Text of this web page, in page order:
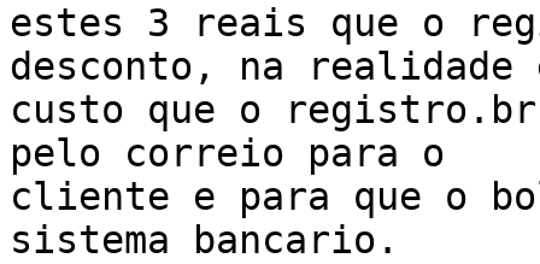
estes 3 reais que o
desconto, na
custo que o
pelo correio para o
cliente e para que o
sistema bancario.